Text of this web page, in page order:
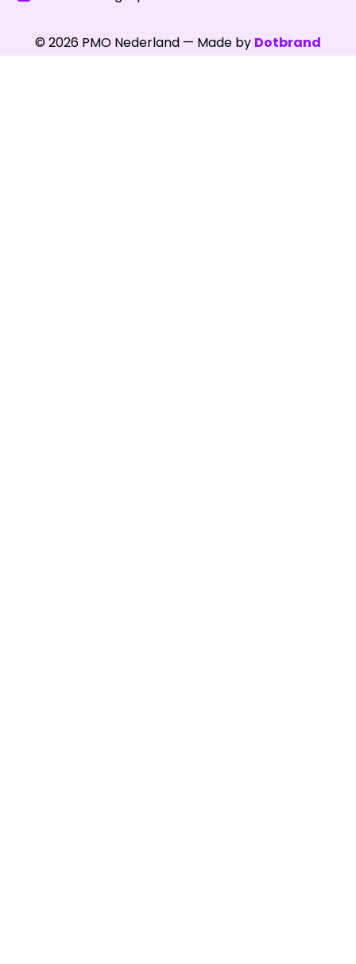
©2026 PMO Nederland — Made by Dotbrand